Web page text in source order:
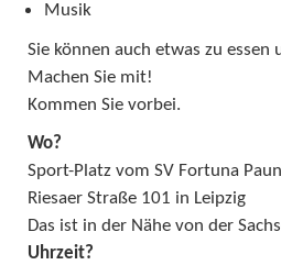
Musik
Sie können auch etwas zu
Machen Sie mit!
Kommen Sie vorbei.
Wo?
Sport-Platz vom SV Fortuna
Riesaer Straße 101 in Leipzig
Das ist in der Nähe von der
Uhrzeit?